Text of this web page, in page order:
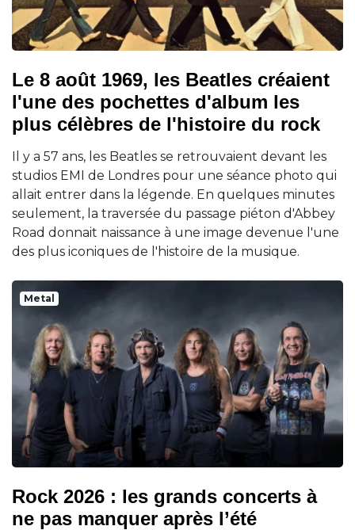
Le 8 août 1969, les Beatles créaient
l'une des pochettes d'album les
plus célèbres de l'histoire du rock
Il y a 57 ans, les Beatles se retrouvaient devant les
studios EMI de Londres pour une séance photo qui
allait entrer dans la légende. En quelques minutes
seulement, la traversée du passage piéton d'Abbey
Road donnait naissance à une image devenue l'une
des plus iconiques de l'histoire de la musique.
Metal
Rock 2026 : les grands concerts à
ne pas manquer après l’été